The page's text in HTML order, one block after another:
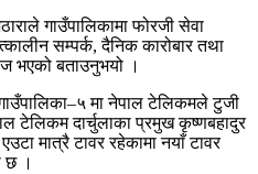
गाउँपालिकामा फोरजी सेवा
सम्पर्क, दैनिक कारोबार तथा
भएको बताउनुभयो ।
मा नेपाल टेलिकमले टुजी
टेलिकम दार्चुलाका प्रमुख कृष्णबहादुर
मात्रै टावर रहेकामा नयाँ टावर
छ ।